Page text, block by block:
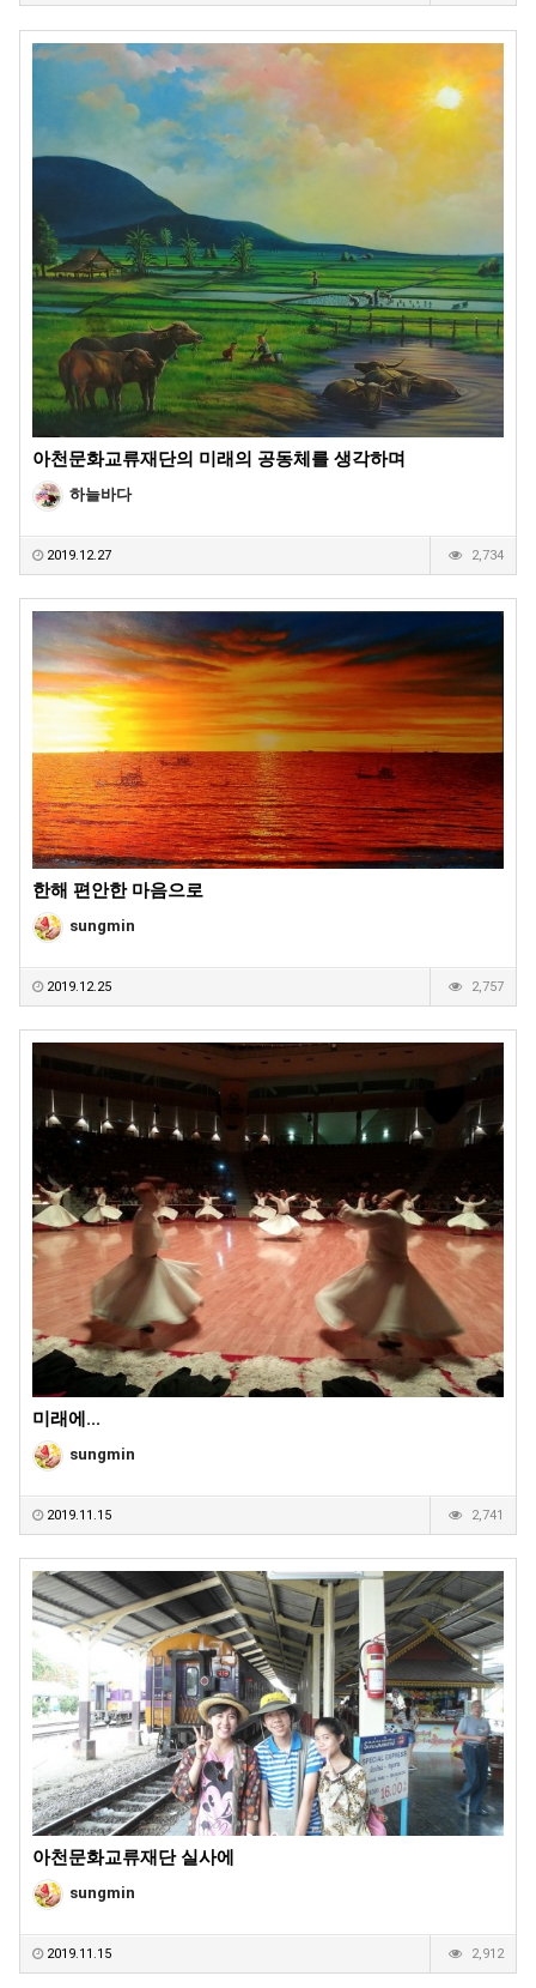
아천문화교류재단의 미래의 공동체를 생각하며
하늘바다
2019.12.27 2,734
한해 편안한 마음으로
sungmin
2019.12.25 2,757
미래에...
sungmin
2019.11.15 2,741
아천문화교류재단 실사에
sungmin
2019.11.15 2,912